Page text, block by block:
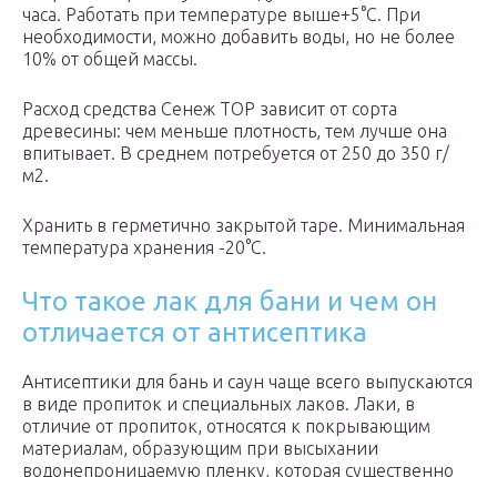
часа. Работать при температуре выше+5°C. При
необходимости, можно добавить воды, но не более
10% от общей массы.
Расход средства Сенеж ТОР зависит от сорта
древесины: чем меньше плотность, тем лучше она
впитывает. В среднем потребуется от 250 до 350 г/
м2.
Хранить в герметично закрытой таре. Минимальная
температура хранения -20°C.
Что такое лак для бани и чем он
отличается от антисептика
Антисептики для бань и саун чаще всего выпускаются
в виде пропиток и специальных лаков. Лаки, в
отличие от пропиток, относятся к покрывающим
материалам, образующим при высыхании
водонепроницаемую пленку, которая существенно